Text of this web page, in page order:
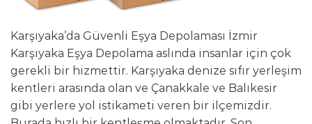
Karşıyaka’da Güvenli Eşya Depolaması İzmir
Karşıyaka Eşya Depolama aslında insanlar için çok
gerekli bir hizmettir. Karşıyaka denize sıfır yerleşim
kentleri arasında olan ve Çanakkale ve Balıkesir
gibi yerlere yol istikameti veren bir ilçemizdir.